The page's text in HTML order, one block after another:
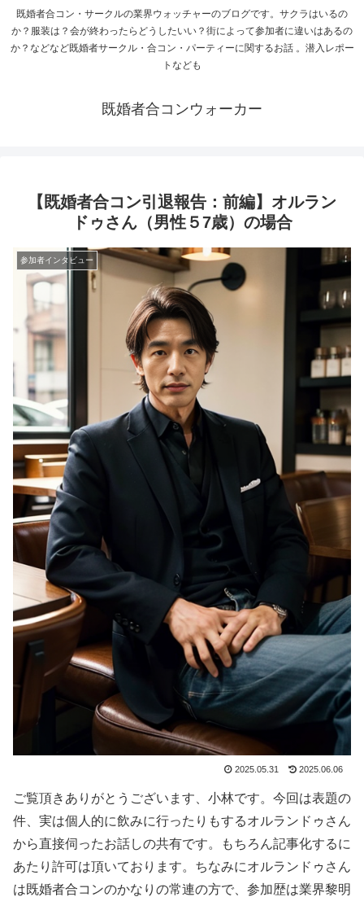
既婚者合コン・サークルの業界ウォッチャーのブログです。サクラはいるの
か？服装は？会が終わったらどうしたいい？街によって参加者に違いはあるの
か？などなど既婚者サークル・合コン・パーティーに関するお話 。潜入レポー
トなども
既婚者合コンウォーカー
【既婚者合コン引退報告：前編】オルラン
ドゥさん（男性５7歳）の場合
参加者インタビュー
2025.05.31 2025.06.06
ご覧頂きありがとうございます、小林です。今回は表題の
件、実は個人的に飲みに行ったりもするオルランドゥさん
から直接伺ったお話しの共有です。もちろん記事化するに
あたり許可は頂いております。ちなみにオルランドゥさん
は既婚者合コンのかなりの常連の方で、参加歴は業界黎明